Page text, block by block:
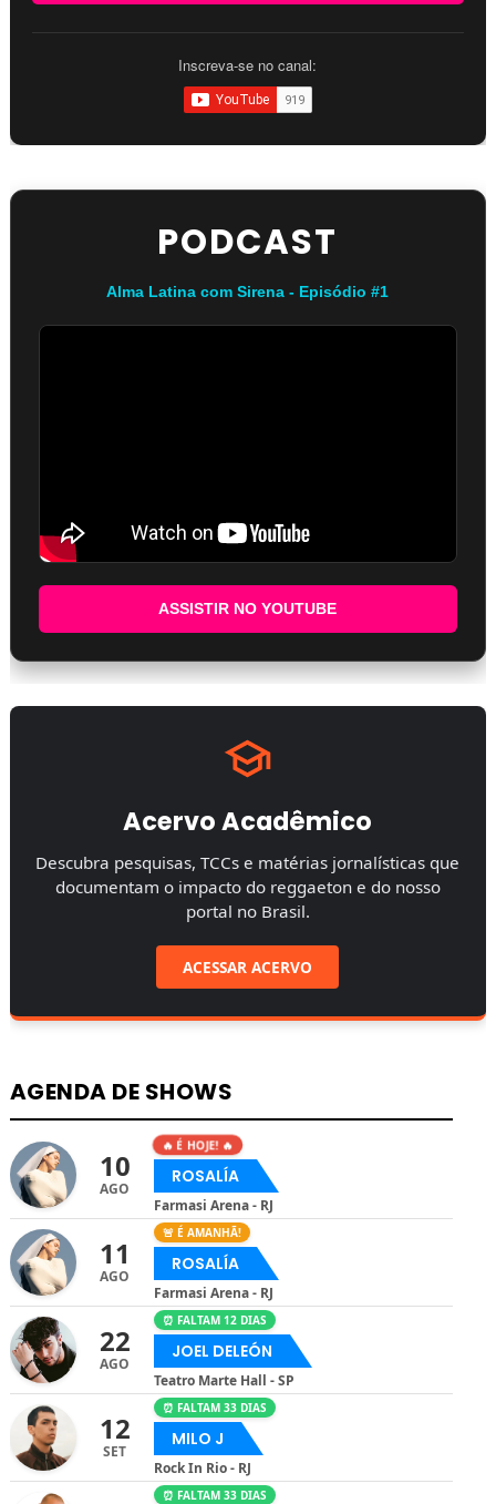
Inscreva-se no canal:
PODCAST
Alma Latina com Sirena - Episódio #1
ASSISTIR NO YOUTUBE
Acervo Acadêmico
Descubra pesquisas, TCCs e matérias jornalísticas que
documentam o impacto do reggaeton e do nosso
portal no Brasil.
ACESSAR ACERVO
AGENDA DE SHOWS
10
AGO
🔥 É HOJE! 🔥
ROSALÍA
Farmasi Arena - RJ
11
AGO
🚨 É AMANHÃ!
ROSALÍA
Farmasi Arena - RJ
22
AGO
⏰ FALTAM 12 DIAS
JOEL DELEÓN
Teatro Marte Hall - SP
12
SET
⏰ FALTAM 33 DIAS
MILO J
Rock In Rio - RJ
⏰ FALTAM 33 DIAS